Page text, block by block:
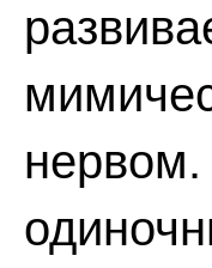
нервом.